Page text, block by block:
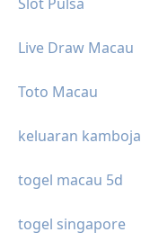
Live Draw Macau
Toto Macau
keluaran kamboja
togel macau 5d
togel singapore